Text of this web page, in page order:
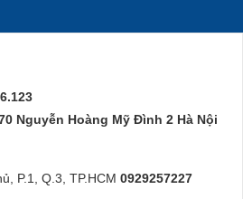
Nguyễn Hoàng Mỹ Đình 2 Hà Nội
P.1, Q.3, TP.HCM 0929257227